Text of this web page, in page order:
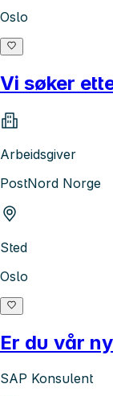
Oslo
Vi søker
Arbeidsgiver
PostNord Norge
Sted
Oslo
Er du vår
SAP Konsulent